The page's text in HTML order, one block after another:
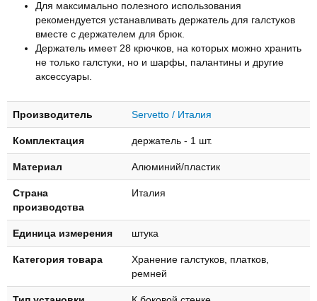
Для максимально полезного использования
рекомендуется устанавливать держатель для галстуков
вместе с держателем для брюк.
Держатель имеет 28 крючков, на которых можно хранить
не только галстуки, но и шарфы, палантины и другие
аксессуары.
Производитель Servetto / Италия
Комплектация держатель - 1 шт.
Материал Алюминий/пластик
Страна
производства
Италия
Единица измерения штука
Категория товара
Хранение галстуков, платков,
ремней